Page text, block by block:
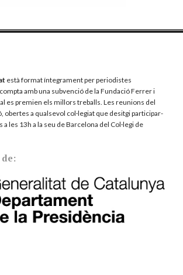
està format íntegrament per periodistes
amb una subvenció de la Fundació Ferrer i
es premien els millors treballs. Les reunions del
obertes a qualsevol col·legiat que desitgi participar-
les 13h a la seu de Barcelona del Col·legi de
de: